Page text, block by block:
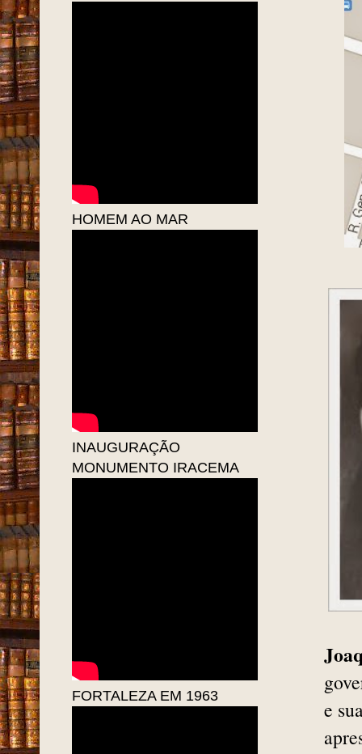
e
HOMEM AO MAR
INAUGURAÇÃO
MONUMENTO IRACEMA
FORTALEZA EM 1963